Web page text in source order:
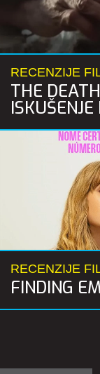
RECENZIJE
THE
RECENZIJE
FINDING